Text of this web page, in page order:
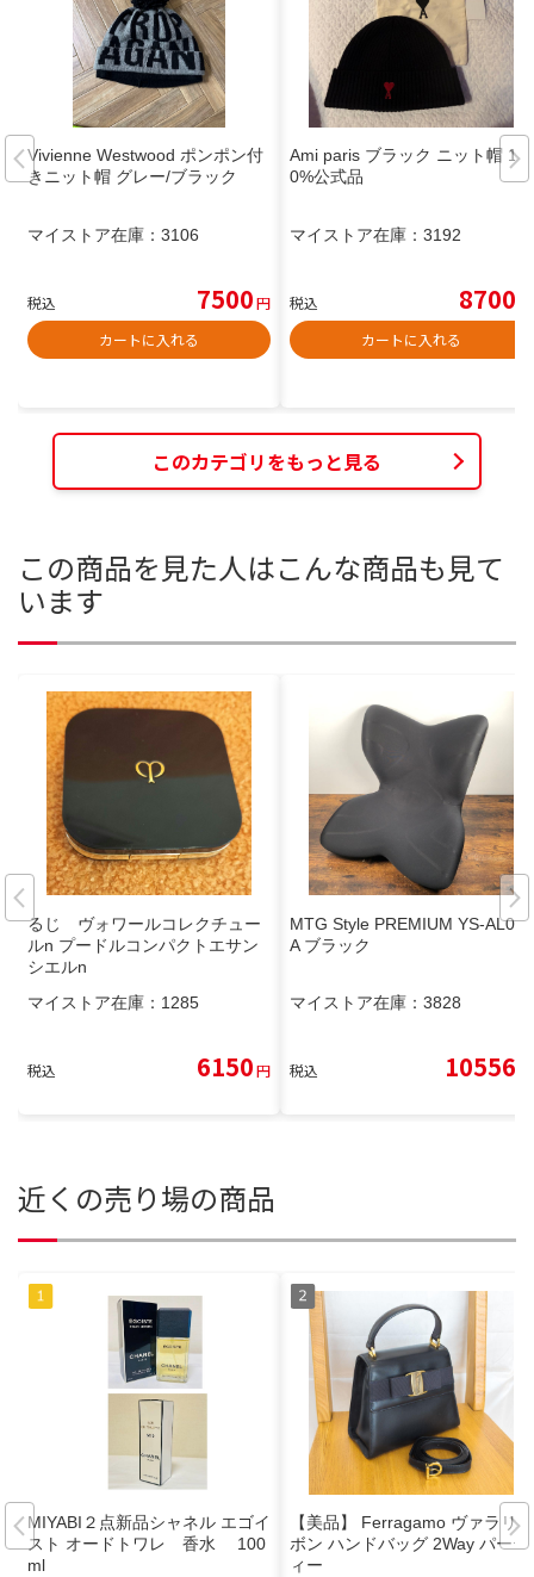
Vivienne Westwood ポンポン付
きニット帽 グレー/ブラック
マイストア在庫： 3106
税込 7500円
カートに入れる
Ami paris ブラック ニット帽 10
0%公式品
マイストア在庫： 3192
税込 8700
カートに入れる
このカテゴリをもっと見る
この商品を見た人はこんな商品も見て
います
るじ ヴォワールコレクチュー
ルn プードルコンパクトエサン
シエルn
マイストア在庫： 1285
税込 6150円
MTG Style PREMIUM YS-AL03
A ブラック
マイストア在庫： 3828
税込 10556
近くの売り場の商品
MIYABI２点新品シャネル エゴイ
スト オードトワレ 香水 100
ml
【美品】 Ferragamo ヴァラリ
ボン ハンドバッグ 2Way パーテ
ィー